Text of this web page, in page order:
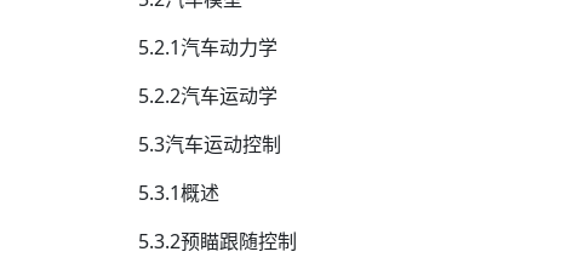
5.2.1汽车动力学
5.2.2汽车运动学
5.3汽车运动控制
5.3.1概述
5.3.2预瞄跟随控制